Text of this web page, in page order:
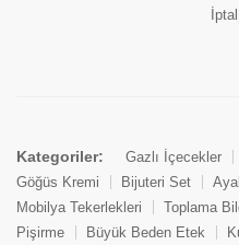
Kategoriler: Gazlı İçecekler
Göğüs Kremi
Bijuteri Set
Mobilya Tekerlekleri
Toplama
Pişirme
Büyük Beden Etek